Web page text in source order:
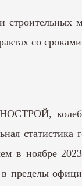
со
статистика
в ноябре
в пределы